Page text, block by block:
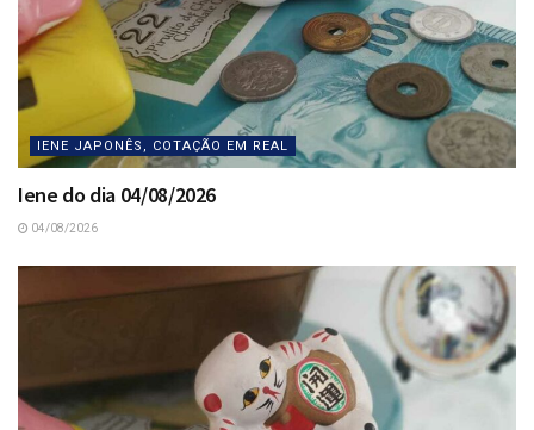
IENE JAPONÊS, COTAÇÃO EM REAL
Iene do dia 04/08/2026
04/08/2026